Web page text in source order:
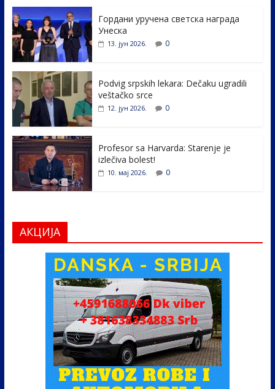
e
b
o
o
k
itt
er e
dI
e
Гордани уручена светска награда
Унеска
13. јун 2026. 0
Podvig srpskih lekara: Dečaku ugradili
veštačko srce
12. јун 2026. 0
Profesor sa Harvarda: Starenje je
izlečiva bolest!
10. мај 2026. 0
АКЦИЈА